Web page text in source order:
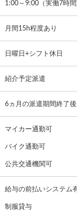
1:00～9:00（実働7時間
月間15h程度あり
日曜日+シフト休日
紹介予定派遣
6ヵ月の派遣期間終了
マイカー通勤可
バイク通勤可
公共交通機関可
給与の前払いシステム
制服貸与